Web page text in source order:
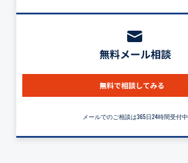
無料メール相談
無料で相談してみる
メールでのご相談は365日24時間受付中